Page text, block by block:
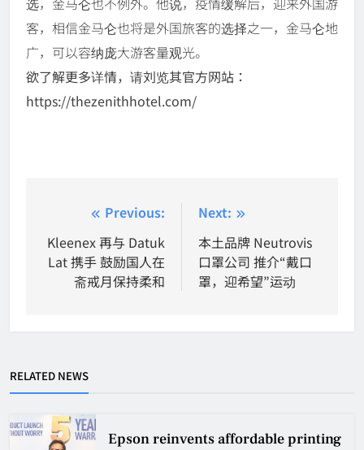
客，相信金马仑也将是外国旅客的选择之一，金马仑地
广，可以容纳庞大游客量观光。
欲了解更多详情，请刘览其官方网站：
https://thezenithhotel.com/
navigation
Previous:
Kleenex 再与 Datuk
Lat 携手 鼓励国人在
斋戒月保持柔和
Next:
本土品牌 Neutrovis
口罩公司 推介“戴口
罩，迎希望”运动
RELATED NEWS
Epson reinvents affordable printing